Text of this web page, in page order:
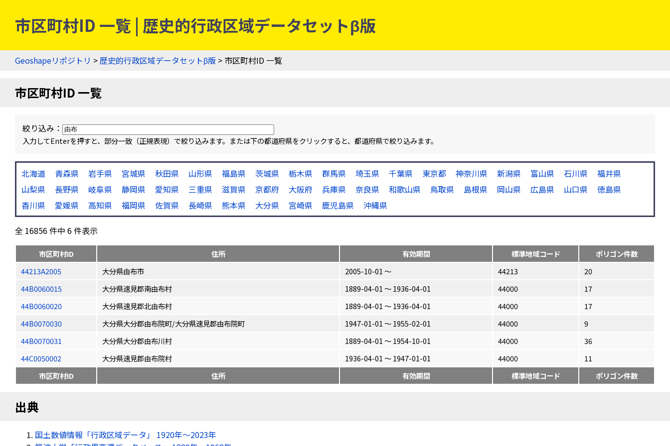
市区町村ID 一覧 | 歴史的行政区域データセットβ版
Geoshapeリポジトリ >歴史的行政区域データセットβ版 > 市区町村ID 一覧
市区町村ID 一覧
絞り込み：
入力してEnterを押すと、部分一致（正規表現）で絞り込みます。または下の都道府県をクリックすると、都道府県で絞り込みます。
北海道 青森県 岩手県 宮城県 秋田県 山形県 福島県 茨城県 栃木県 群馬県 埼玉県 千葉県 東京都 神奈川県 新潟県 富山県 石川県
福井県
山梨県
長野県 岐阜県 静岡県 愛知県 三重県 滋賀県 京都府 大阪府 兵庫県 奈良県 和歌山県 鳥取県 島根県 岡山県 広島県 山口県
徳島県
香川県
愛媛県 高知県 福岡県 佐賀県 長崎県 熊本県 大分県 宮崎県 鹿児島県 沖縄県
全 16856 件中 6 件表示
市区町村ID 住所 有効期間 標準地域コード
ポリゴン件数
44213A2005
大分県由布市 2005-10-01 〜 44213
20
44B0060015
大分県速見郡南由布村 1889-04-01 〜 1936-04-01 44000
17
44B0060020
大分県速見郡北由布村 1889-04-01 〜 1936-04-01 44000
17
44B0070030
大分県大分郡由布院町/大分県速見郡由布院町 1947-01-01 〜 1955-02-01 44000
9
44B0070031
大分県大分郡由布川村 1889-04-01 〜 1954-10-01 44000
36
44C0050002
大分県速見郡由布院村 1936-04-01 〜 1947-01-01 44000
11
市区町村ID
住所 有効期間 標準地域コード ポリゴン件数
出典
国土数値情報「行政区域データ」 1920年〜2023年